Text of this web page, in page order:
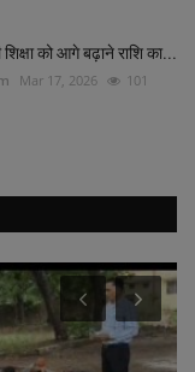
को आगे बढ़ाने राशि का...
Mar 17, 2026 101